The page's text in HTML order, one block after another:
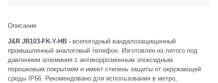
Описание
J&R JR103-FK-Y-HB - всепогодный вандалозащищенный
промышленный аналоговый телефон. Изготовлен из литого под
давлением алюминия с антикоррозионным эпоксидным
порошковым покрытием и имеет степень защиты от окружающей
среды IP66. Рекомендовано для использования в метро,